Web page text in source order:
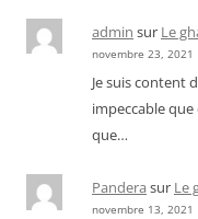
admin sur Le
novembre 23, 2021
Je suis content
impeccable
que…
Pandera sur Le
novembre 13, 2021